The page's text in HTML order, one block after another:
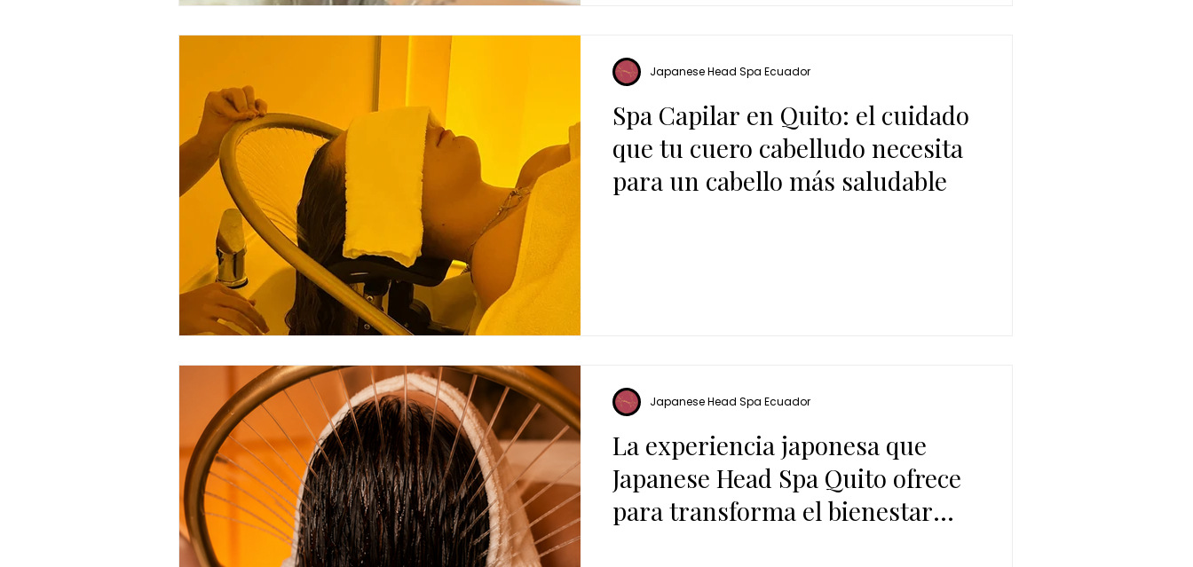
Spa Capilar en Quito: el cuidado
que tu cuero cabelludo necesita
para un cabello más saludable
Japanese Head Spa Ecuador
La experiencia japonesa que
Japanese Head Spa Quito ofrece
para transforma el bienestar
Japanese Head Spa Ecuador